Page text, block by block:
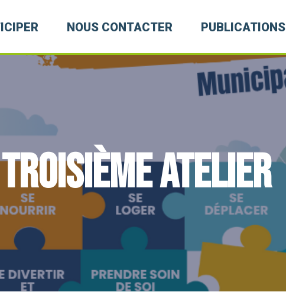
NOUS CONTACTER PUBLICATIONS
ATELIER